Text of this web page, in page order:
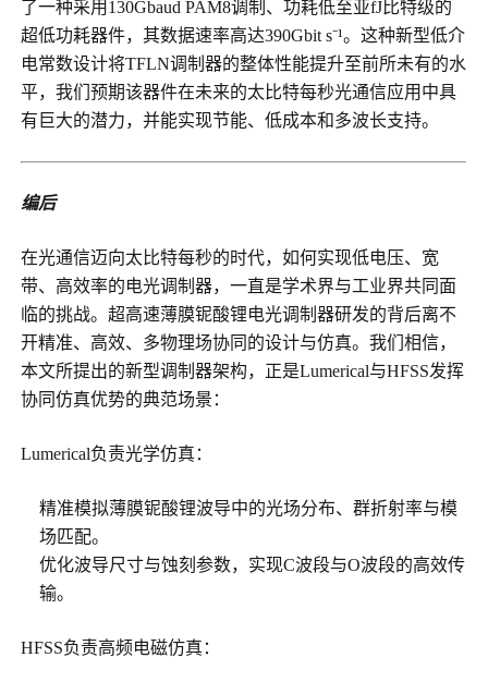
了一种采用130Gbaud PAM8调制、功耗低至亚fJ比特级的
超低功耗器件，其数据速率高达390Gbit s⁻¹。这种新型低介
电常数设计将TFLN调制器的整体性能提升至前所未有的水
平，我们预期该器件在未来的太比特每秒光通信应用中具
有巨大的潜力，并能实现节能、低成本和多波长支持。
编后
在光通信迈向太比特每秒的时代，如何实现低电压、宽
带、高效率的电光调制器，一直是学术界与工业界共同面
临的挑战。超高速薄膜铌酸锂电光调制器研发的背后离不
开精准、高效、多物理场协同的设计与仿真。我们相信，
本文所提出的新型调制器架构，正是Lumerical与HFSS发挥
协同仿真优势的典范场景：
Lumerical负责光学仿真：
精准模拟薄膜铌酸锂波导中的光场分布、群折射率与模
场匹配。
优化波导尺寸与蚀刻参数，实现C波段与O波段的高效传
输。
HFSS负责高频电磁仿真：